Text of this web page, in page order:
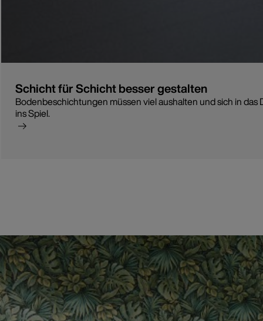
Schicht für Schicht besser gestalten
Bodenbeschichtungen müssen viel aushalten und sich in
ins Spiel.